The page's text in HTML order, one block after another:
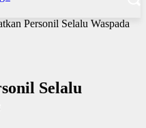
Personil Selalu Waspada
Selalu